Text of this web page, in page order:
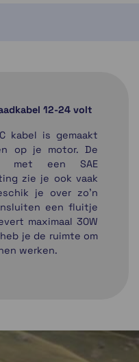
12-24 volt
kabel is gemaakt
op je motor. De
met een SAE
zie je ook vaak
je over zo'n
een fluitje
maximaal 30W
je de ruimte om
werken.